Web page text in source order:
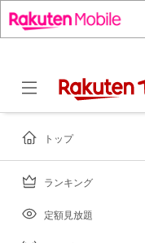
トップ
ランキング
定額見放題